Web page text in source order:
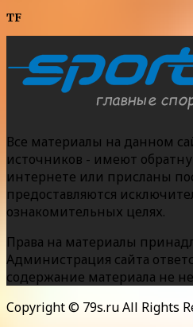
TF
Все материалы на данном
источников - имеют
интернете или присланы
предоставляются
ознакомительных целях.
Права на материалы
Администрация сайта
содержание материала не
Copyright © 79s.ru All Rights